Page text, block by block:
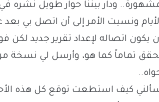
ودار بيننا حوار طويل نشره
ونسيت الأمر إلى أن اتصل بي بعد
يكون اتصاله لإعداد تقرير جديد لكن
تماماً كما هو، وأرسل لي نسخة من
كيف استطعت توقع كل هذه